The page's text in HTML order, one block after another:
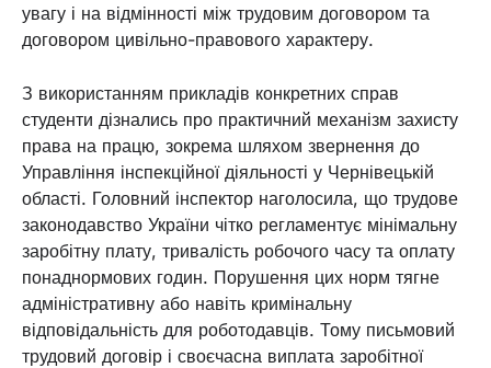
увагу і на відмінності між трудовим договором та
договором цивільно-правового характеру.
З використанням прикладів конкретних справ
студенти дізнались про практичний механізм захисту
права на працю, зокрема шляхом звернення до
Управління інспекційної діяльності у Чернівецькій
області. Головний інспектор наголосила, що трудове
законодавство України чітко регламентує мінімальну
заробітну плату, тривалість робочого часу та оплату
понаднормових годин. Порушення цих норм тягне
адміністративну або навіть кримінальну
відповідальність для роботодавців. Тому письмовий
трудовий договір і своєчасна виплата заробітної